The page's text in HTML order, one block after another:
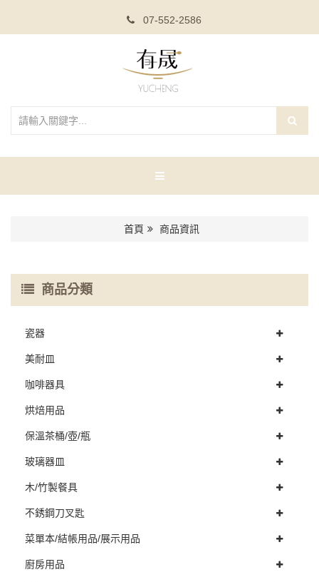
07-552-2586
首頁 商品資訊
商品分類
瓷器
美耐皿
咖啡器具
烘焙用品
保溫茶桶/壺/瓶
玻璃器皿
木/竹製餐具
不銹鋼刀叉匙
菜單本/結帳用品/展示用品
廚房用品